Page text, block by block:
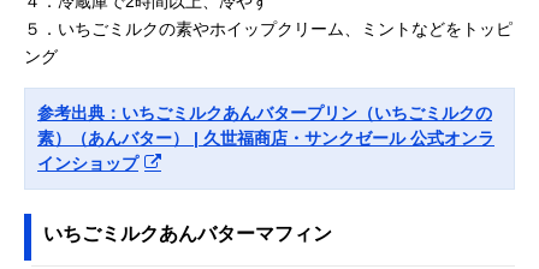
５．いちごミルクの素やホイップクリーム、ミントなどをトッピ
ング
参考出典：いちごミルクあんバタープリン（いちごミルクの
素）（あんバター） | 久世福商店・サンクゼール 公式オンラ
インショップ
いちごミルクあんバターマフィン